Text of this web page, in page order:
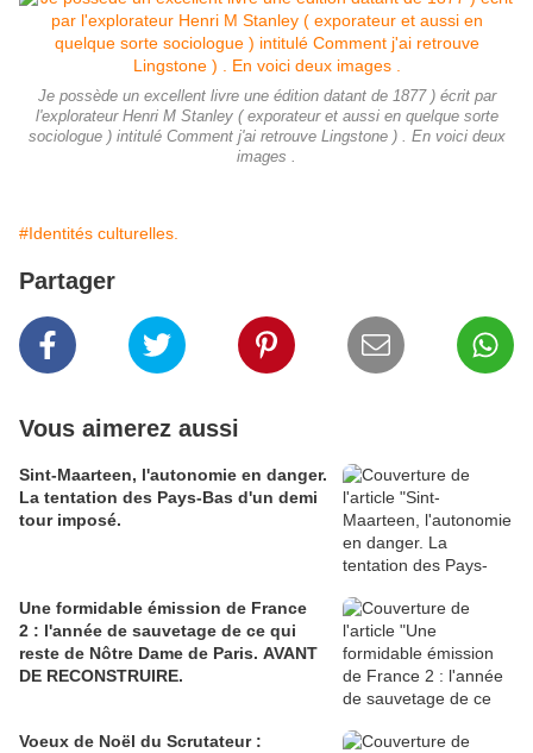
Je possède un excellent livre une édition datant de 1877 ) écrit par
l'explorateur Henri M Stanley ( exporateur et aussi en quelque sorte
sociologue ) intitulé Comment j'ai retrouve Lingstone ) . En voici deux
images .
#Identités culturelles.
Partager
Vous aimerez aussi
Sint-Maarteen, l'autonomie en danger.
La tentation des Pays-Bas d'un demi
tour imposé.
Une formidable émission de France
2 : l'année de sauvetage de ce qui
reste de Nôtre Dame de Paris. AVANT
DE RECONSTRUIRE.
Voeux de Noël du Scrutateur :